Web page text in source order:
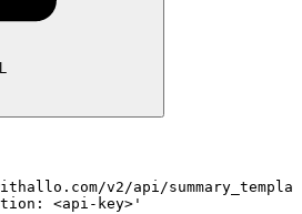
v2/api/
<api-key>'